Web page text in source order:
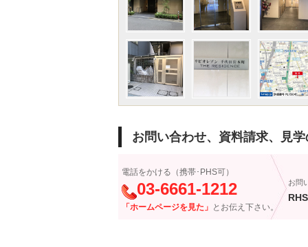
お問い合わせ、資料請求、見
電話をかける（携帯･PHS可）
03-6661-1212
「ホームページを見た」 とお伝え下さい。
お問